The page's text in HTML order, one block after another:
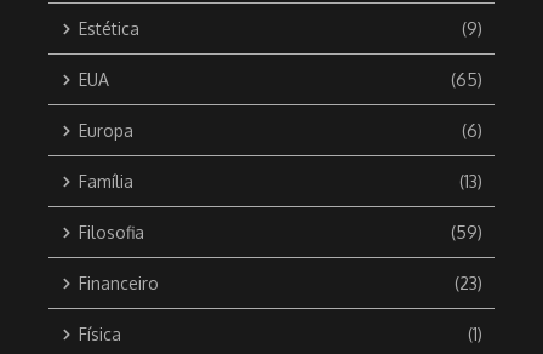
Estética (9)
EUA (65)
Europa (6)
Família (13)
Filosofia (59)
Financeiro (23)
Física (1)